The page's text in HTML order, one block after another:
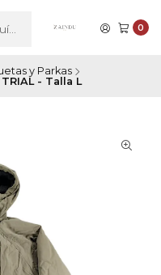
0
y Parkas
TRIAL - Talla L